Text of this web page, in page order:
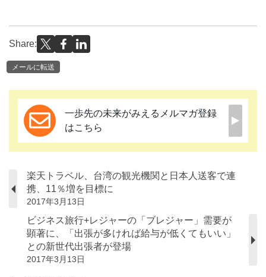
Share:
メールに転送
一歩先の未来がみえるメルマガ登録
はこちら
楽天トラベル、台湾の観光機関と日本人送客で連
携、11％増を目標に
2017年3月13日
ビジネス旅行+レジャーの「ブレジャー」需要が
顕著に、「出張が多ければ給与が低くてもいい」
との新世代出張者が登場
2017年3月13日